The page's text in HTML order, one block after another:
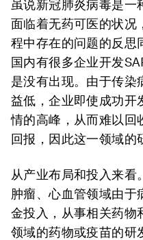
虽说新冠肺炎病毒是一
面临着无药可医的状况
程中存在的问题的反思
国内有很多企业开发
是没有出现。由于传染
益低，企业即使成功开
情的高峰，从而难以回
回报，因此这一领域的
从产业布局和投入来看
肿瘤、心血管领域由于
金投入，从事相关药物
领域的药物或疫苗的研